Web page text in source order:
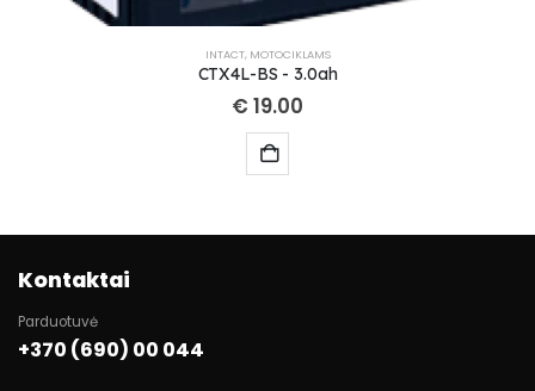
INTACT, MOTOCIKLAMS
CTX4L-BS - 3.0ah
€ 19.00
Kontaktai
Parduotuvė
+370 (690) 00 044